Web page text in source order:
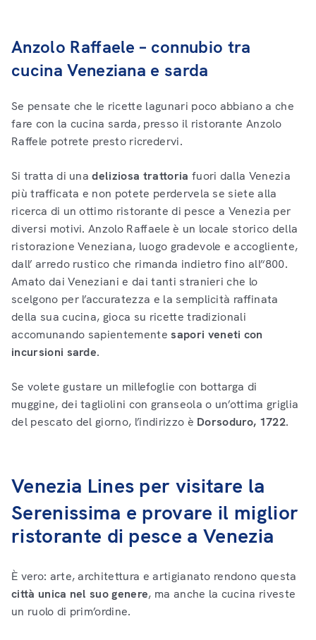
Anzolo Raffaele – connubio tra
cucina Veneziana e sarda
Se pensate che le ricette lagunari poco abbiano a che
fare con la cucina sarda, presso il ristorante Anzolo
Raffele potrete presto ricredervi.
Si tratta di unadeliziosa trattoria fuori dalla Venezia
più trafficata e non potete perdervela se siete alla
ricerca di un ottimo ristorante di pesce a Venezia per
diversi motivi. Anzolo Raffaele è un locale storico della
ristorazione Veneziana, luogo gradevole e accogliente,
dall’ arredo rustico che rimanda indietro fino all’‘800.
Amato dai Veneziani e dai tanti stranieri che lo
scelgono per l’accuratezza e la semplicità raffinata
della sua cucina, gioca su ricette tradizionali
accomunando sapientementesapori veneti con
incursioni sarde.
Se volete gustare un millefoglie con bottarga di
muggine, dei tagliolini con granseola o un’ottima griglia
del pescato del giorno, l’indirizzo è Dorsoduro, 1722.
Venezia Lines per visitare la
Serenissima e provare il miglior
ristorante di pesce a Venezia
È vero: arte, architettura e artigianato rendono questa
città unica nel suo genere, ma anche la cucina riveste
un ruolo di prim’ordine.